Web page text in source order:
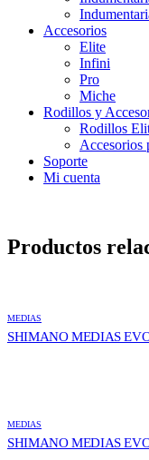
Accesorios
Elite
Infini
Pro
Miche
Rodillos y
Rodillos
Accesorios
Soporte
Mi cuenta
Productos
MEDIAS
SHIMANO MEDIAS
MEDIAS
SHIMANO MEDIAS